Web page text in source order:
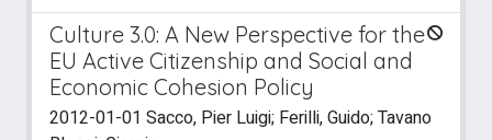
Culture 3.0: A New Perspective for the
EU Active Citizenship and Social and
Economic Cohesion Policy
2012-01-01 Sacco, Pier Luigi; Ferilli, Guido; Tavano